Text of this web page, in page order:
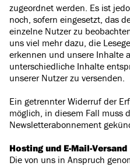
zugeordnet werden. Es ist
noch, sofern eingesetzt, das
einzelne Nutzer zu
uns viel mehr dazu, die
erkennen und unsere Inhalte
unterschiedliche Inhalte
unserer Nutzer zu versenden.
Ein getrennter Widerruf der
möglich, in diesem Fall muss
Newsletterabonnement
Hosting und E-Mail-Versand
Die von uns in Anspruch